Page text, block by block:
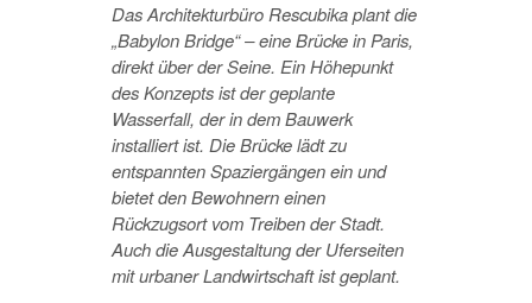
Das Architekturbüro Rescubika plant die
„Babylon Bridge“ – eine Brücke in Paris,
direkt über der Seine. Ein Höhepunkt
des Konzepts ist der geplante
Wasserfall, der in dem Bauwerk
installiert ist. Die Brücke lädt zu
entspannten Spaziergängen ein und
bietet den Bewohnern einen
Rückzugsort vom Treiben der Stadt.
Auch die Ausgestaltung der Uferseiten
mit urbaner Landwirtschaft ist geplant.